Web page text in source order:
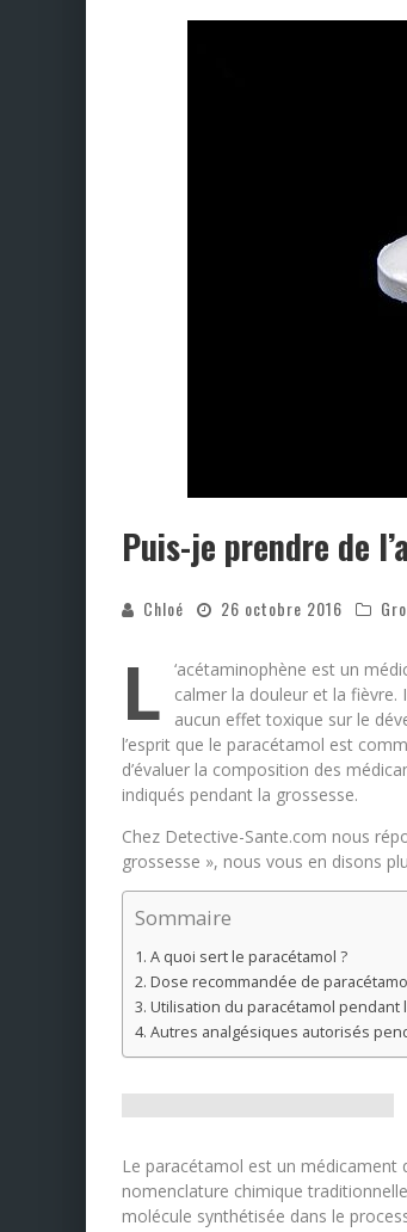
Puis-je prendre de
Chloé 26 octobre 2016
L
‘acétaminophène est un
calmer la douleur et la
aucun effet toxique sur le
l’esprit que le paracétamol est
d’évaluer la composition des
indiqués pendant la grossesse.
Chez Detective-Sante.com nous
grossesse », nous vous en disons
Sommaire
A quoi sert le paracétamol ?
Dose recommandée de
Utilisation du paracétamol pendant
Autres analgésiques autorisés
Le paracétamol est un médicament
nomenclature chimique
molécule synthétisée dans le